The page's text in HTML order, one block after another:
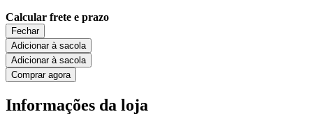
Calcular frete e prazo
Fechar
Adicionar à sacola
Adicionar à sacola
Comprar agora
Informações da loja